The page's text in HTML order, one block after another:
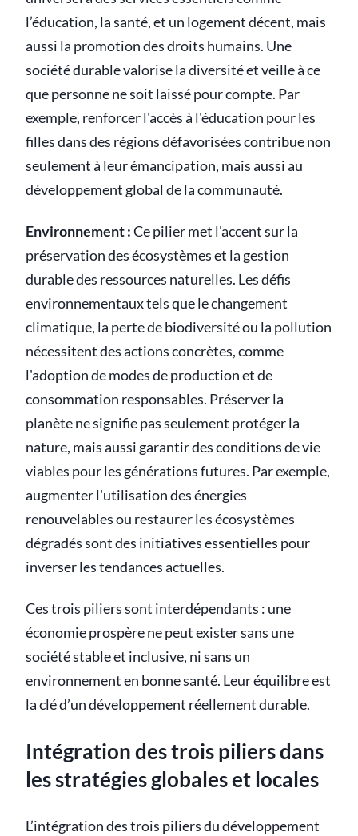
l’éducation, la santé, et un logement décent, mais
aussi la promotion des droits humains. Une
société durable valorise la diversité et veille à ce
que personne ne soit laissé pour compte. Par
exemple, renforcer l'accès à l'éducation pour les
filles dans des régions défavorisées contribue non
seulement à leur émancipation, mais aussi au
développement global de la communauté.
Environnement :Ce pilier met l'accent sur la
préservation des écosystèmes et la gestion
durable des ressources naturelles. Les défis
environnementaux tels que le changement
climatique, la perte de biodiversité ou la pollution
nécessitent des actions concrètes, comme
l'adoption de modes de production et de
consommation responsables. Préserver la
planète ne signifie pas seulement protéger la
nature, mais aussi garantir des conditions de vie
viables pour les générations futures. Par exemple,
augmenter l'utilisation des énergies
renouvelables ou restaurer les écosystèmes
dégradés sont des initiatives essentielles pour
inverser les tendances actuelles.
Ces trois piliers sont interdépendants : une
économie prospère ne peut exister sans une
société stable et inclusive, ni sans un
environnement en bonne santé. Leur équilibre est
la clé d’un développement réellement durable.
Intégration des trois piliers dans
les stratégies globales et locales
L’intégration des trois piliers du développement